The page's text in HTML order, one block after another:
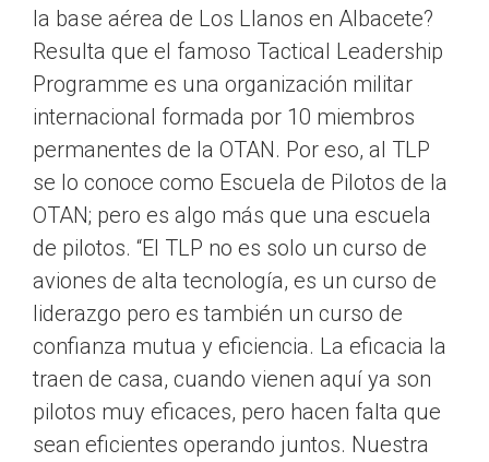
la base aérea de Los Llanos en Albacete?
Resulta que el famoso Tactical Leadership
Programme es una organización militar
internacional formada por 10 miembros
permanentes de la OTAN. Por eso, al TLP
se lo conoce como Escuela de Pilotos de la
OTAN; pero es algo más que una escuela
de pilotos. “El TLP no es solo un curso de
aviones de alta tecnología, es un curso de
liderazgo pero es también un curso de
confianza mutua y eficiencia. La eficacia la
traen de casa, cuando vienen aquí ya son
pilotos muy eficaces, pero hacen falta que
sean eficientes operando juntos. Nuestra